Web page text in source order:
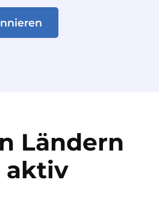
Ländern
aktiv